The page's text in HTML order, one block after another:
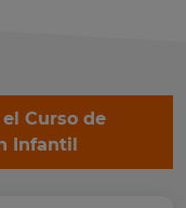
Curso de
Infantil